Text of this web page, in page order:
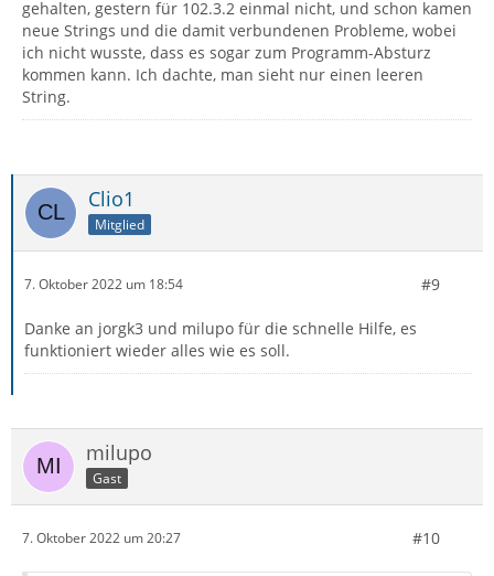
gehalten, gestern für 102.3.2 einmal nicht, und schon kamen
neue Strings und die damit verbundenen Probleme, wobei
ich nicht wusste, dass es sogar zum Programm-Absturz
kommen kann. Ich dachte, man sieht nur einen leeren
String.
Clio1
Mitglied
7. Oktober 2022 um 18:54 #9
Danke an jorgk3 und milupo für die schnelle Hilfe, es
funktioniert wieder alles wie es soll.
milupo
Gast
7. Oktober 2022 um 20:27 #10